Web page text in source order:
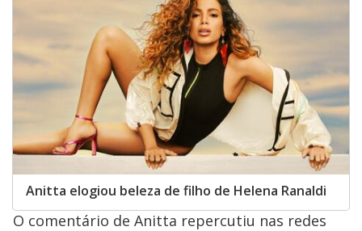
Anitta elogiou beleza de filho de Helena Ranaldi
O comentário de Anitta repercutiu nas redes